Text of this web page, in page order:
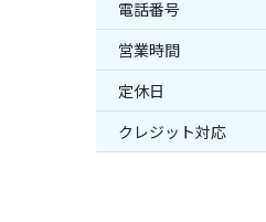
電話番号
営業時間
定休日
クレジット対応